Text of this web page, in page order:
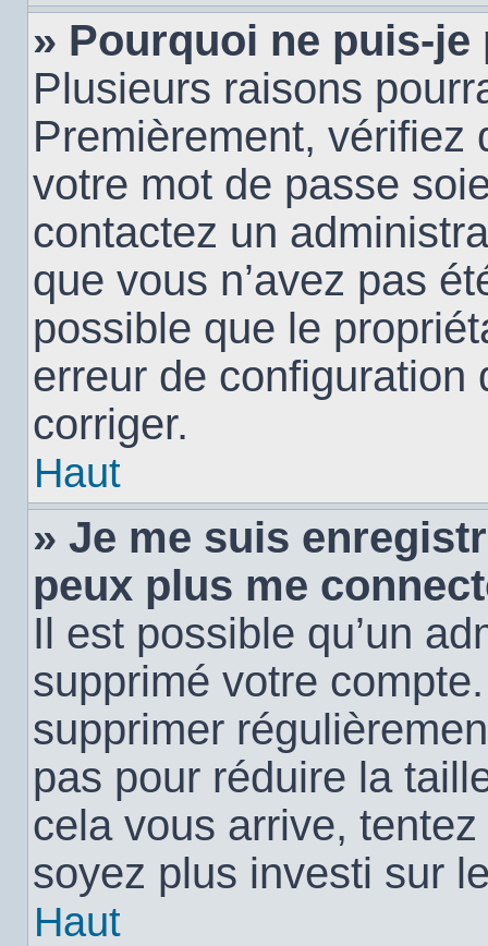
» Pourquoi ne puis-
Plusieurs raisons
Premièrement, vérifiez
votre mot de passe
contactez un
que vous n’avez pas
possible que le
erreur de configuration
corriger.
Haut
» Je me suis
peux plus me
Il est possible qu’un
supprimé votre
supprimer
pas pour réduire la
cela vous arrive,
soyez plus investi sur
Haut